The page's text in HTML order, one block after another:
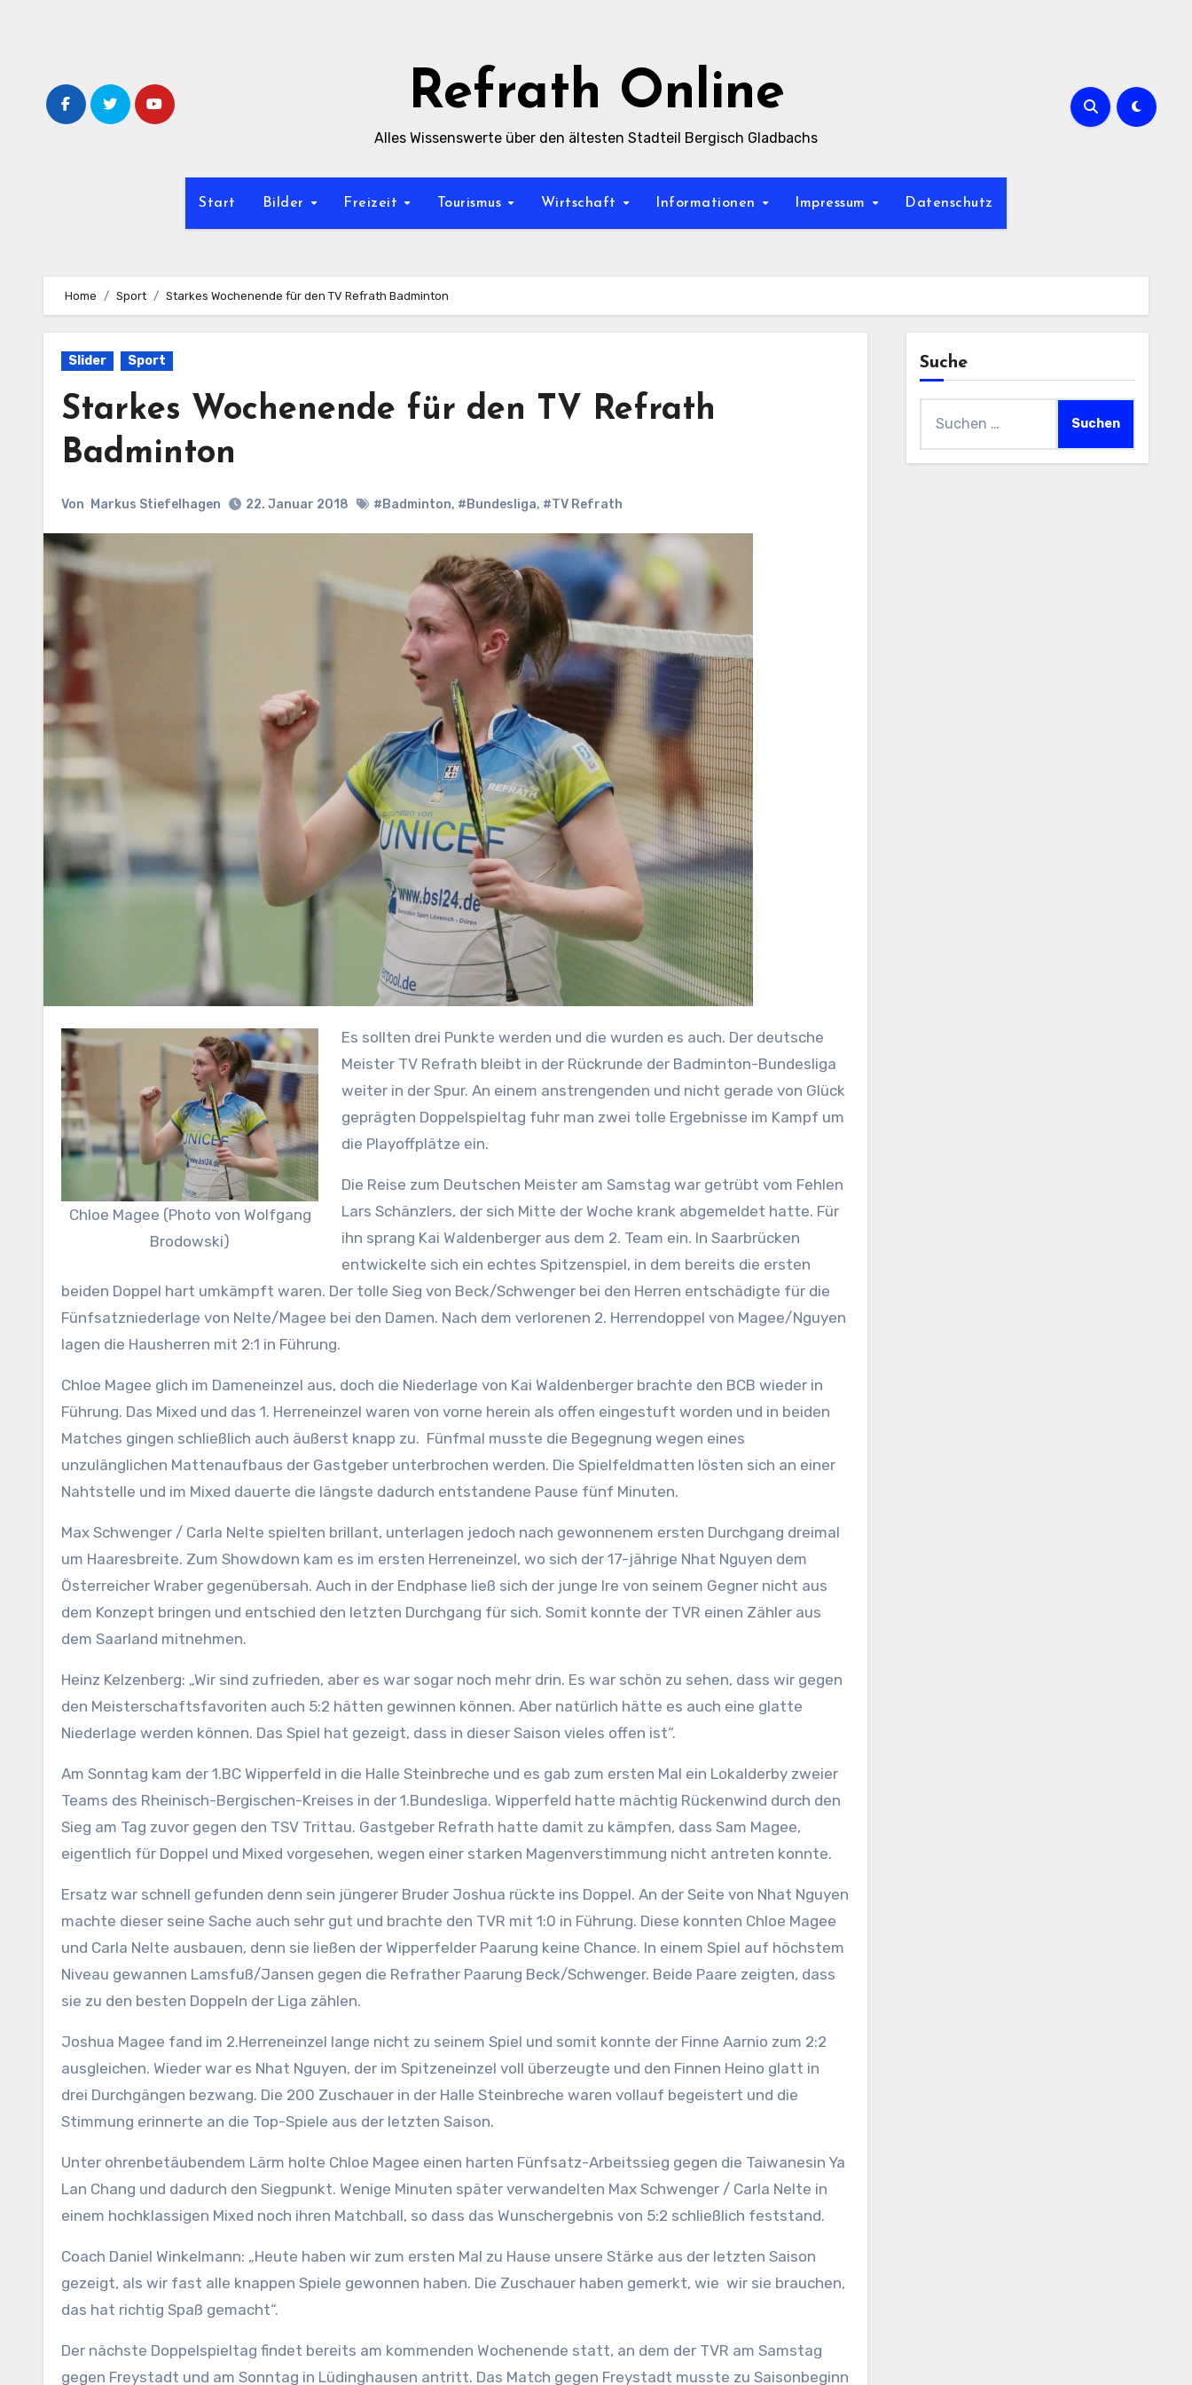
Refrath Online
Alles Wissenswerte über den ältesten Stadteil Bergisch Gladbachs
Start Bilder Freizeit Tourismus Wirtschaft Informationen Impressum Datenschutz
Home Sport Starkes Wochenende für den TV Refrath Badminton
Slider Sport
Starkes Wochenende für den TV Refrath
Badminton
Von Markus Stiefelhagen 22. Januar 2018 #Badminton, #Bundesliga, #TV Refrath
Chloe Magee (Photo von Wolfgang
Brodowski)
Es sollten drei Punkte werden und die wurden es auch. Der deutsche
Meister TV Refrath bleibt in der Rückrunde der Badminton-Bundesliga
weiter in der Spur. An einem anstrengenden und nicht gerade von Glück
geprägten Doppelspieltag fuhr man zwei tolle Ergebnisse im Kampf um
die Playoffplätze ein.
Die Reise zum Deutschen Meister am Samstag war getrübt vom Fehlen
Lars Schänzlers, der sich Mitte der Woche krank abgemeldet hatte. Für
ihn sprang Kai Waldenberger aus dem 2. Team ein. In Saarbrücken
entwickelte sich ein echtes Spitzenspiel, in dem bereits die ersten
beiden Doppel hart umkämpft waren. Der tolle Sieg von Beck/Schwenger bei den Herren entschädigte für die
Fünfsatzniederlage von Nelte/Magee bei den Damen. Nach dem verlorenen 2. Herrendoppel von Magee/Nguyen
lagen die Hausherren mit 2:1 in Führung.
Chloe Magee glich im Dameneinzel aus, doch die Niederlage von Kai Waldenberger brachte den BCB wieder in
Führung. Das Mixed und das 1. Herreneinzel waren von vorne herein als offen eingestuft worden und in beiden
Matches gingen schließlich auch äußerst knapp zu. Fünfmal musste die Begegnung wegen eines
unzulänglichen Mattenaufbaus der Gastgeber unterbrochen werden. Die Spielfeldmatten lösten sich an einer
Nahtstelle und im Mixed dauerte die längste dadurch entstandene Pause fünf Minuten.
Max Schwenger / Carla Nelte spielten brillant, unterlagen jedoch nach gewonnenem ersten Durchgang dreimal
um Haaresbreite. Zum Showdown kam es im ersten Herreneinzel, wo sich der 17-jährige Nhat Nguyen dem
Österreicher Wraber gegenübersah. Auch in der Endphase ließ sich der junge Ire von seinem Gegner nicht aus
dem Konzept bringen und entschied den letzten Durchgang für sich. Somit konnte der TVR einen Zähler aus
dem Saarland mitnehmen.
Heinz Kelzenberg: „Wir sind zufrieden, aber es war sogar noch mehr drin. Es war schön zu sehen, dass wir gegen
den Meisterschaftsfavoriten auch 5:2 hätten gewinnen können. Aber natürlich hätte es auch eine glatte
Niederlage werden können. Das Spiel hat gezeigt, dass in dieser Saison vieles offen ist“.
Am Sonntag kam der 1.BC Wipperfeld in die Halle Steinbreche und es gab zum ersten Mal ein Lokalderby zweier
Teams des Rheinisch-Bergischen-Kreises in der 1.Bundesliga. Wipperfeld hatte mächtig Rückenwind durch den
Sieg am Tag zuvor gegen den TSV Trittau. Gastgeber Refrath hatte damit zu kämpfen, dass Sam Magee,
eigentlich für Doppel und Mixed vorgesehen, wegen einer starken Magenverstimmung nicht antreten konnte.
Ersatz war schnell gefunden denn sein jüngerer Bruder Joshua rückte ins Doppel. An der Seite von Nhat Nguyen
machte dieser seine Sache auch sehr gut und brachte den TVR mit 1:0 in Führung. Diese konnten Chloe Magee
und Carla Nelte ausbauen, denn sie ließen der Wipperfelder Paarung keine Chance. In einem Spiel auf höchstem
Niveau gewannen Lamsfuß/Jansen gegen die Refrather Paarung Beck/Schwenger. Beide Paare zeigten, dass
sie zu den besten Doppeln der Liga zählen.
Joshua Magee fand im 2.Herreneinzel lange nicht zu seinem Spiel und somit konnte der Finne Aarnio zum 2:2
ausgleichen. Wieder war es Nhat Nguyen, der im Spitzeneinzel voll überzeugte und den Finnen Heino glatt in
drei Durchgängen bezwang. Die 200 Zuschauer in der Halle Steinbreche waren vollauf begeistert und die
Stimmung erinnerte an die Top-Spiele aus der letzten Saison.
Unter ohrenbetäubendem Lärm holte Chloe Magee einen harten Fünfsatz-Arbeitssieg gegen die Taiwanesin Ya
Lan Chang und dadurch den Siegpunkt. Wenige Minuten später verwandelten Max Schwenger / Carla Nelte in
einem hochklassigen Mixed noch ihren Matchball, so dass das Wunschergebnis von 5:2 schließlich feststand.
Coach Daniel Winkelmann: „Heute haben wir zum ersten Mal zu Hause unsere Stärke aus der letzten Saison
gezeigt, als wir fast alle knappen Spiele gewonnen haben. Die Zuschauer haben gemerkt, wie wir sie brauchen,
das hat richtig Spaß gemacht“.
Der nächste Doppelspieltag findet bereits am kommenden Wochenende statt, an dem der TVR am Samstag
gegen Freystadt und am Sonntag in Lüdinghausen antritt. Das Match gegen Freystadt musste zu Saisonbeginn
Suche
nach: